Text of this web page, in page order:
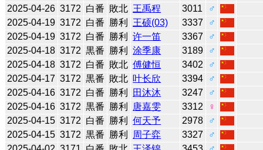
2025-04-26 3172 白番 敗北 王禹程 3011
♂
2025-04-19 3172 白番 勝利 王硕(03) 3337
♂
2025-04-19 3172 白番 勝利 许一笛 3367
♂
2025-04-18 3172 黒番 勝利 涂季康 3189
♂
2025-04-18 3172 白番 敗北 傅健恒 3402
♂
2025-04-17 3172 黒番 敗北 叶长欣 3394
♂
2025-04-16 3172 白番 勝利 田沐沐 3247
♂
2025-04-16 3172 黒番 勝利 唐嘉雯 3312
♀
2025-04-15 3172 白番 勝利 何天予 2978
♂
2025-04-15 3172 黒番 勝利 周子弈 3327
♂